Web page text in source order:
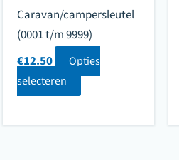
Caravan/campersleutel
(0001 t/m 9999)
€12.50
Opties
selecteren